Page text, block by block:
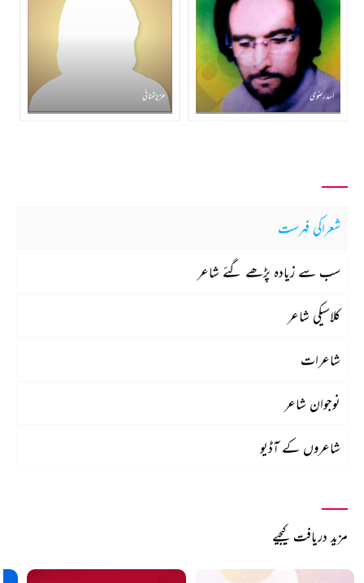
اسد رضوی عزیز تمنائی
شعراکی فہرست
سب سے زیادہ پڑھے گئے شاعر
کلاسیکی شاعر
شاعرات
نوجوان شاعر
شاعروں کے آڈیو
مزید دریافت کیجیے